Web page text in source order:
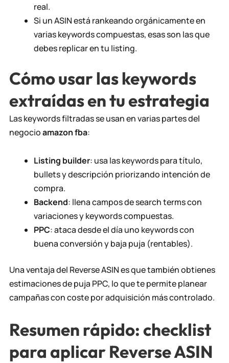
real.
Si un ASIN está rankeando orgánicamente en
varias keywords compuestas, esas son las que
debes replicar en tu listing.
Cómo usar las keywords
extraídas en tu estrategia
Las keywords filtradas se usan en varias partes del
negocioamazon fba:
Listing builder: usa las keywords para título,
bullets y descripción priorizando intención de
compra.
Backend: llena campos de search terms con
variaciones y keywords compuestas.
PPC: ataca desde el día uno keywords con
buena conversión y baja puja (rentables).
Una ventaja del Reverse ASIN es que también obtienes
estimaciones de puja PPC, lo que te permite planear
campañas con coste por adquisición más controlado.
Resumen rápido: checklist
para aplicar Reverse ASIN